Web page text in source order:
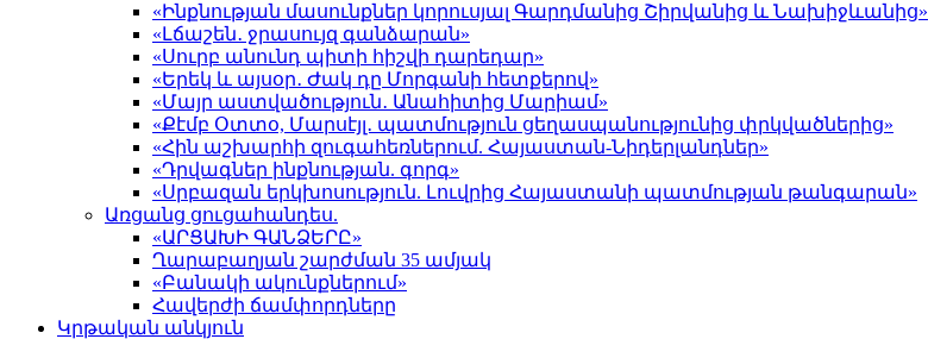
«Ինքնության մասունքներ կորուսյալ Գարդմանից Շիրվանից և Նախիջևանից»
«Լճաշեն․ ջրասույզ գանձարան»
«Սուրբ անունդ պիտի հիշվի դարեդար»
«Երեկ և այսօր․ Ժակ դը Մորգանի հետքերով»
«Մայր աստվածություն․ Անահիտից Մարիամ»
«Քէմբ Օտտօ, Մարսէյլ․ պատմություն ցեղասպանությունից փրկվածներից»
«Հին աշխարհի զուգահեռներում. Հայաստան-Նիդերլանդներ»
«Դրվագներ ինքնության. գորգ»
«Սրբազան երկխոսություն. Լուվրից Հայաստանի պատմության թանգարան»
Առցանց ցուցահանդես.
«ԱՐՑԱԽԻ ԳԱՆՁԵՐԸ»
Ղարաբաղյան շարժման 35 ամյակ
«Բանակի ակունքներում»
Հավերժի ճամփորդները
Կրթական անկյուն